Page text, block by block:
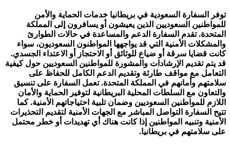
توفر السفارة السعودية في بريطانيا خدمات الحماية والأمن
للمواطنين السعوديين الذين يعيشون أو يسافرون إلى المملكة
المتحدة. تقدم السفارة الدعم والمساعدة في حالات الطوارئ
والمشكلات الأمنية التي قد يواجهها المواطنون السعوديون، سواء
كانت قضايا سرقة أو ضياع للوثائق أو الاحتجاز أو الاعتداء الجسدي.
قد يتم تقديم الإرشادات والمشورة للمواطنين السعوديين حول كيفية
التعامل مع مواقف طارئة وتقديم الدعم الكامل للحفاظ على
سلامتهم وأمانهم في المملكة المتحدة. تعمل السفارة على تنسيق
والتعاون مع السلطات المحلية البريطانية لتوفير الحماية والأمان
اللازم للمواطنين السعوديين وضمان تلبية احتياجاتهم الأمنية. كما
تتيح السفارة التواصل المباشر مع الجهات الأمنية لتقديم التحذيرات
الأمنية وتنبيه المواطنين إذا كانت هناك أي تهديدات أو خطر محتمل
على سلامتهم في بريطانيا.